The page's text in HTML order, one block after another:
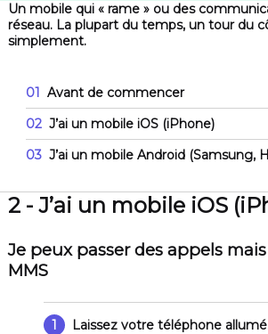
Un mobile qui « rame » ou des
réseau. La plupart du temps, un tour du
simplement.
01 Avant de commencer
02 J’ai un mobile iOS (iPhone)
03 J’ai un mobile Android (Samsung,
2 - J’ai un mobile iOS
Je peux passer des appels
MMS
1 Laissez votre téléphone